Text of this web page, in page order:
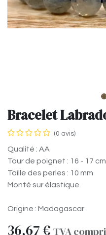
Bracelet
(0 avis)
Qualité : AA
Tour de poignet : 16 - 17 cm
Taille des perles : 10 mm
Monté sur élastique.
Origine : Madagascar
36,67€ TVA